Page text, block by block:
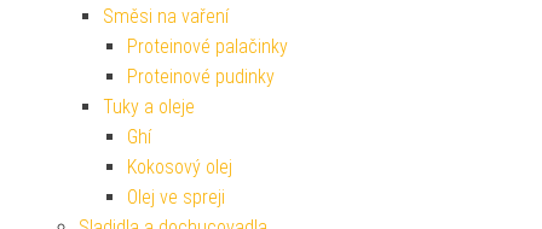
Směsi na vaření
Proteinové palačinky
Proteinové pudinky
Tuky a oleje
Ghí
Kokosový olej
Olej ve spreji